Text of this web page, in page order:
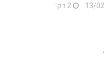
2 דק'